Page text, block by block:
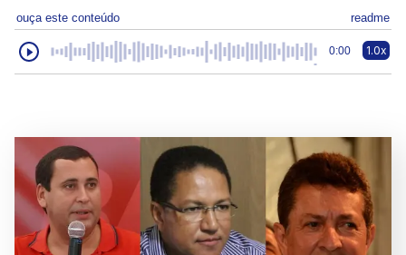
ouça este conteúdo readme
0:00 1.0x